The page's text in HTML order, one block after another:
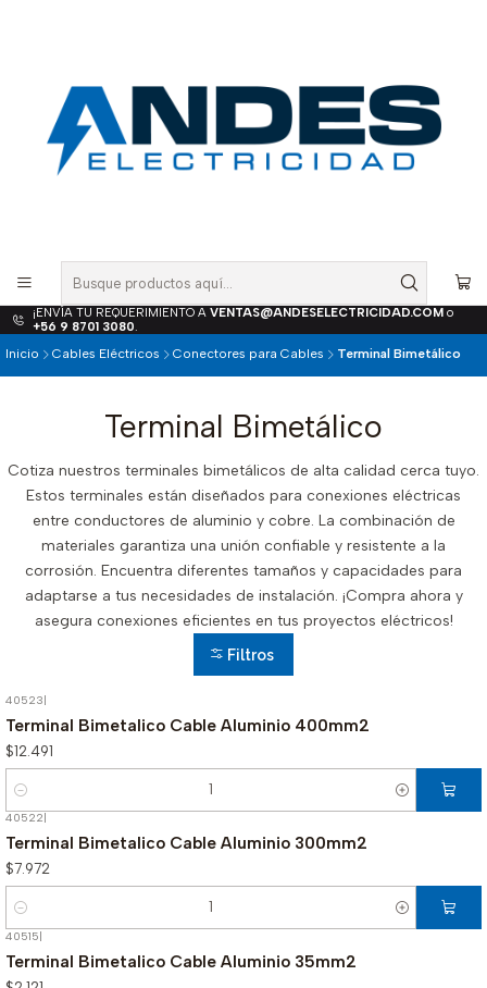
¡ENVÍA TU REQUERIMIENTO A VENTAS@ANDESELECTRICIDAD.COMo
+56 9 8701 3080.
Inicio
Cables Eléctricos Conectores para Cables Terminal Bimetálico
Terminal Bimetálico
Cotiza nuestros terminales bimetálicos de alta calidad cerca tuyo.
Estos terminales están diseñados para conexiones eléctricas
entre conductores de aluminio y cobre. La combinación de
materiales garantiza una unión confiable y resistente a la
corrosión. Encuentra diferentes tamaños y capacidades para
adaptarse a tus necesidades de instalación. ¡Compra ahora y
asegura conexiones eficientes en tus proyectos eléctricos!
Filtros
40523|
Terminal Bimetalico Cable Aluminio 400mm2
$12.491
Cantidad
40522
Terminal Bimetalico Cable Aluminio 300mm2
$7.972
Cantidad
40515|
Terminal Bimetalico Cable Aluminio 35mm2